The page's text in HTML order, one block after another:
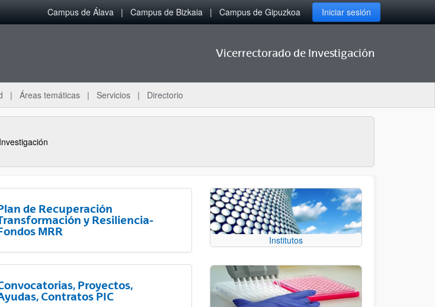
Campus de Álava Campus de Bizkaia Campus de Gipuzkoa Iniciar sesión
Vicerrectorado de Investigación
Áreas temáticas Servicios Directorio
de Recuperación
y Resiliencia-
MRR
Proyectos,
Contratos PIC
Institutos